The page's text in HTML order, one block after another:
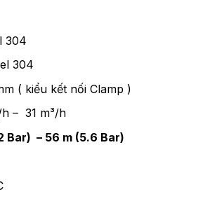
304
304
( kiểu kết nối Clamp )
– 31 m³/h
Bar) – 56 m (5.6 Bar)